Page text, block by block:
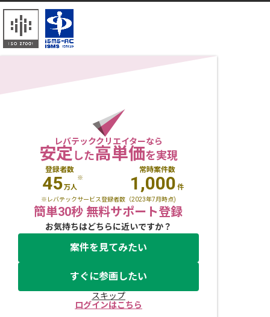
レバテッククリエイターなら
安定した高単価を実現
登録者数
45万人
※
常時案件数
1,000 件
※レバテックサービス登録者数（2023年7月時点)
簡単30秒 無料サポート登録
お気持ちはどちらに近いですか？
案件を見てみたい
すぐに参画したい
スキップ
ログインはこちら